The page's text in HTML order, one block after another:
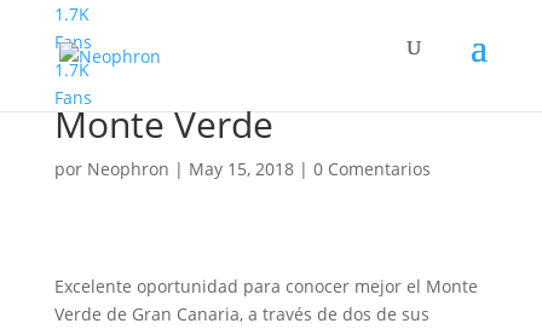
1.7K
Fans
1.7K
Fans
Familyphron Ruta del
Monte Verde
por Neophron | May 15, 2018| 0 Comentarios
Excelente oportunidad para conocer mejor el Monte
Verde de Gran Canaria, a través de dos de sus